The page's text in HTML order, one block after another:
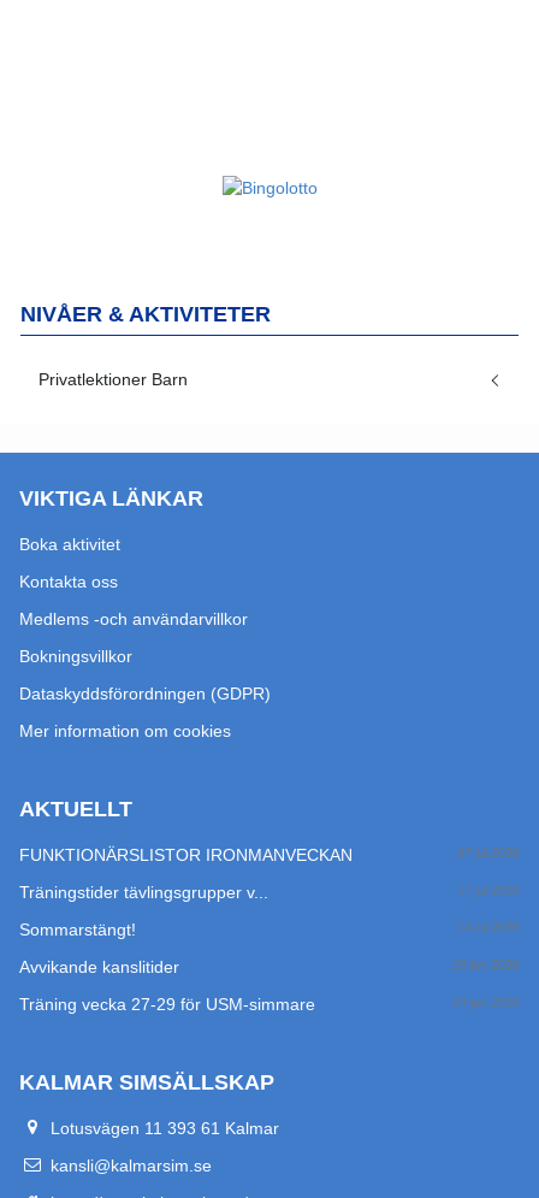
NIVÅER & AKTIVITETER
Privatlektioner Barn
VIKTIGA LÄNKAR
Boka aktivitet
Kontakta oss
Medlems -och användarvillkor
Bokningsvillkor
Dataskyddsförordningen (GDPR)
Mer information om cookies
AKTUELLT
FUNKTIONÄRSLISTOR IRONMANVECKAN 27 jul 2026
Träningstider tävlingsgrupper v... 17 jul 2026
Sommarstängt! 14 jul 2026
Avvikande kanslitider 29 jun 2026
Träning vecka 27-29 för USM-simmare 24 jun 2026
KALMAR SIMSÄLLSKAP
Lotusvägen 11 393 61 Kalmar
kansli@kalmarsim.se